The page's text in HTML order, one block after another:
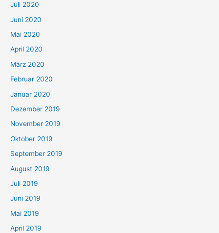
Juli 2020
Juni 2020
Mai 2020
April 2020
März 2020
Februar 2020
Januar 2020
Dezember 2019
November 2019
Oktober 2019
September 2019
August 2019
Juli 2019
Juni 2019
Mai 2019
April 2019